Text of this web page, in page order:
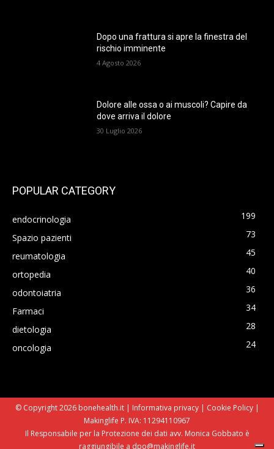
Dopo una frattura si apre la finestra del
rischio imminente
4 Agosto 2026
Dolore alle ossa o ai muscoli? Capire da
dove arriva il dolore
30 Luglio 2026
POPULAR CATEGORY
endocrinologia
199
Spazio pazienti
73
reumatologia
45
ortopedia
40
odontoiatria
36
Farmaci
34
dietologia
28
oncologia
24
© Copyright 2026 bonehealth.it | Informativa privacy| Cookie Policy|
Makinglife P. IVA: 11294110967
Il Responsabile per la Protezione dei dati avv. Monica Gobbato è
raggiungibile a dpo@makinglife.it